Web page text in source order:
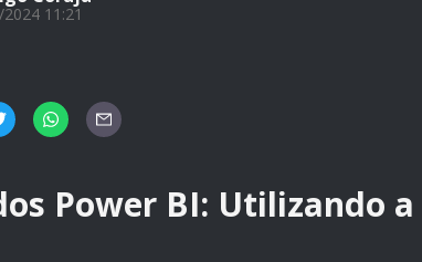
11:21
Power BI: Utilizando a